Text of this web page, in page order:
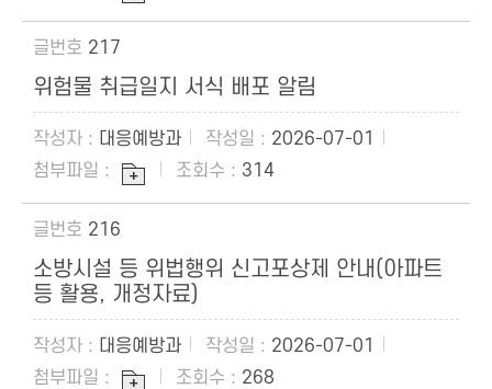
217
위험물 취급일지 서식 배포 알림
대응예방과
2026-07-01
314
216
소방시설 등 위법행위 신고포상제 안내(아파트
등 활용, 개정자료)
대응예방과
2026-07-01
268